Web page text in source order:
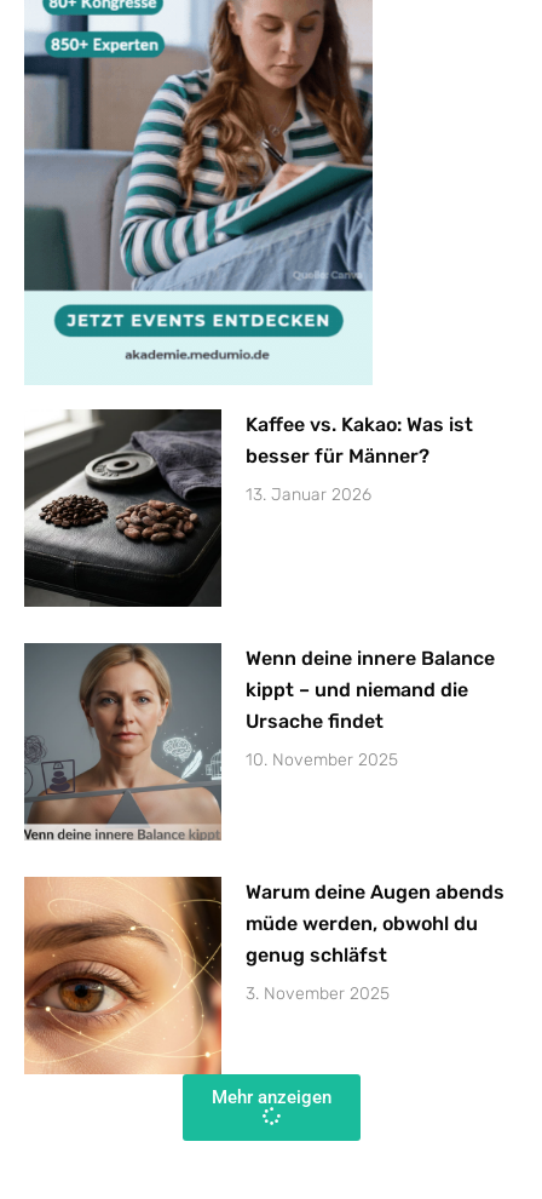
Kaffee vs. Kakao: Was ist
besser für Männer?
13. Januar 2026
Wenn deine innere Balance
kippt – und niemand die
Ursache findet
10. November 2025
Warum deine Augen abends
müde werden, obwohl du
genug schläfst
3. November 2025
Mehr anzeigen